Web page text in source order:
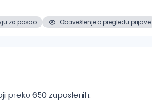
za posao Obaveštenje o pregledu prijave
preko 650 zaposlenih.